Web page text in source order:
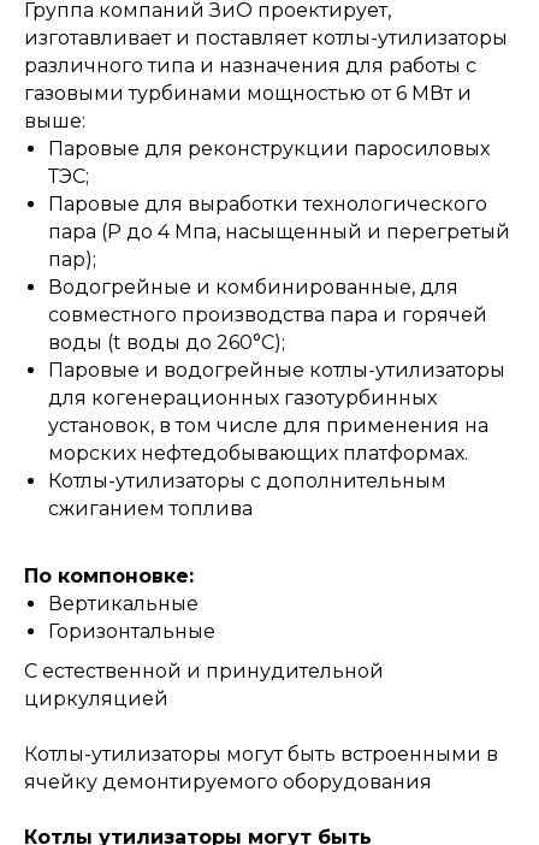
Группа компаний ЗиО проектирует,
изготавливает и поставляет котлы-утилизаторы
различного типа и назначения для работы с
газовыми турбинами мощностью от 6 МВт и
выше:
Паровые для реконструкции паросиловых
ТЭС;
Паровые для выработки технологического
пара (P до 4 Мпа, насыщенный и перегретый
пар);
Водогрейные и комбинированные, для
совместного производства пара и горячей
воды (t воды до 260°С);
Паровые и водогрейные котлы-утилизаторы
для когенерационных газотурбинных
установок, в том числе для применения на
морских нефтедобывающих платформах.
Котлы-утилизаторы с дополнительным
сжиганием топлива
По компоновке:
Вертикальные
Горизонтальные
С естественной и принудительной
циркуляцией
Котлы-утилизаторы могут быть встроенными в
ячейку демонтируемого оборудования
Котлы утилизаторы могут быть